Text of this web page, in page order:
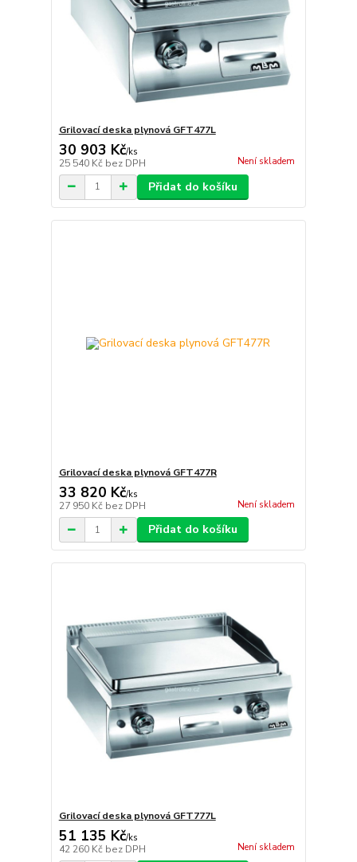
Grilovací deska plynová GFT477L
30 903 Kč/ks
25 540 Kč bez DPH Není skladem
Přidat do košíku
Grilovací deska plynová GFT477R
33 820 Kč/ks
27 950 Kč bez DPH Není skladem
Přidat do košíku
Grilovací deska plynová GFT777L
51 135 Kč/ks
42 260 Kč bez DPH Není skladem